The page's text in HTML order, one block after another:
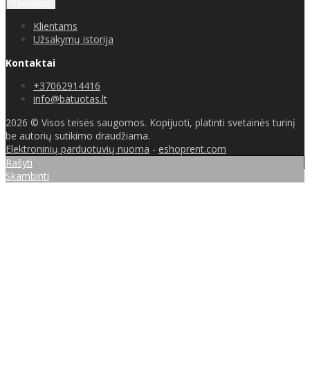
Klientams
Užsakymų istorija
Kontaktai
+37062914416
info@batuotas.lt
2026 © Visos teisės saugomos. Kopijuoti, platinti svetainės turinį
be autorių sutikimo draudžiama.
Elektroninių parduotuvių nuoma - eshoprent.com
Rašyti
Skambinti